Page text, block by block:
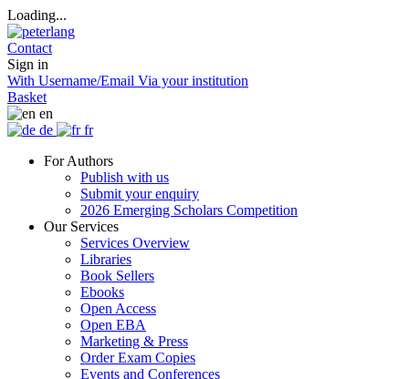
Loading...
Contact
Sign in
With Username/Email Via your institution
Basket
en
de
fr
For Authors
Publish with us
Submit your enquiry
2026 Emerging Scholars Competition
Our Services
Services Overview
Libraries
Book Sellers
Ebooks
Open Access
Open EBA
Marketing & Press
Order Exam Copies
Events and Conferences